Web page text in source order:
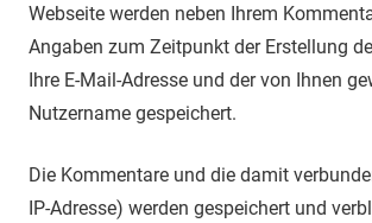
Webseite werden neben Ihrem
Angaben zum Zeitpunkt der Erstellung
Ihre E-Mail-Adresse und der von Ihnen
Nutzername gespeichert.
Die Kommentare und die damit
IP-Adresse) werden gespeichert und